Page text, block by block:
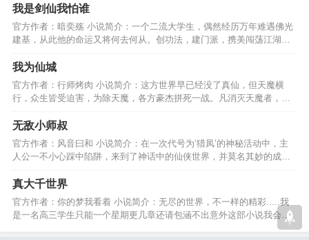
我是剑仙我怕谁
官方作者：暗奕殇 小说简介：一个二流大学生，偶然经历万年难遇佛光
建基，从此他的命运又将何去何从。创功法，建门派，携美闯荡江湖，
剑指苍穹，笑傲群雄。…
我为仙城
官方作者：行师烤肉 小说简介：这方世界早已经没了真仙，但天魔横
行，众生皆受迫害，为除天魔，各方豪杰拼死一战。凡消灭天魔者，将
众生传唱，尊为凡尘仙。…
无敌小师叔
官方作者：风音曰和 小说简介：在一次代号为‘猎凤’的神秘活动中，主
人公一不小心踩中陷阱，来到了神话中的仙侠世界，并莫名其妙的成为
了众人的师叔......…
真大千世界
官方作者：你的梦我看着 小说简介：无尽的世界，不一样的精彩.....我
是一名高三学生只能一个星期更几章还请包涵不出意外这部小说我会写